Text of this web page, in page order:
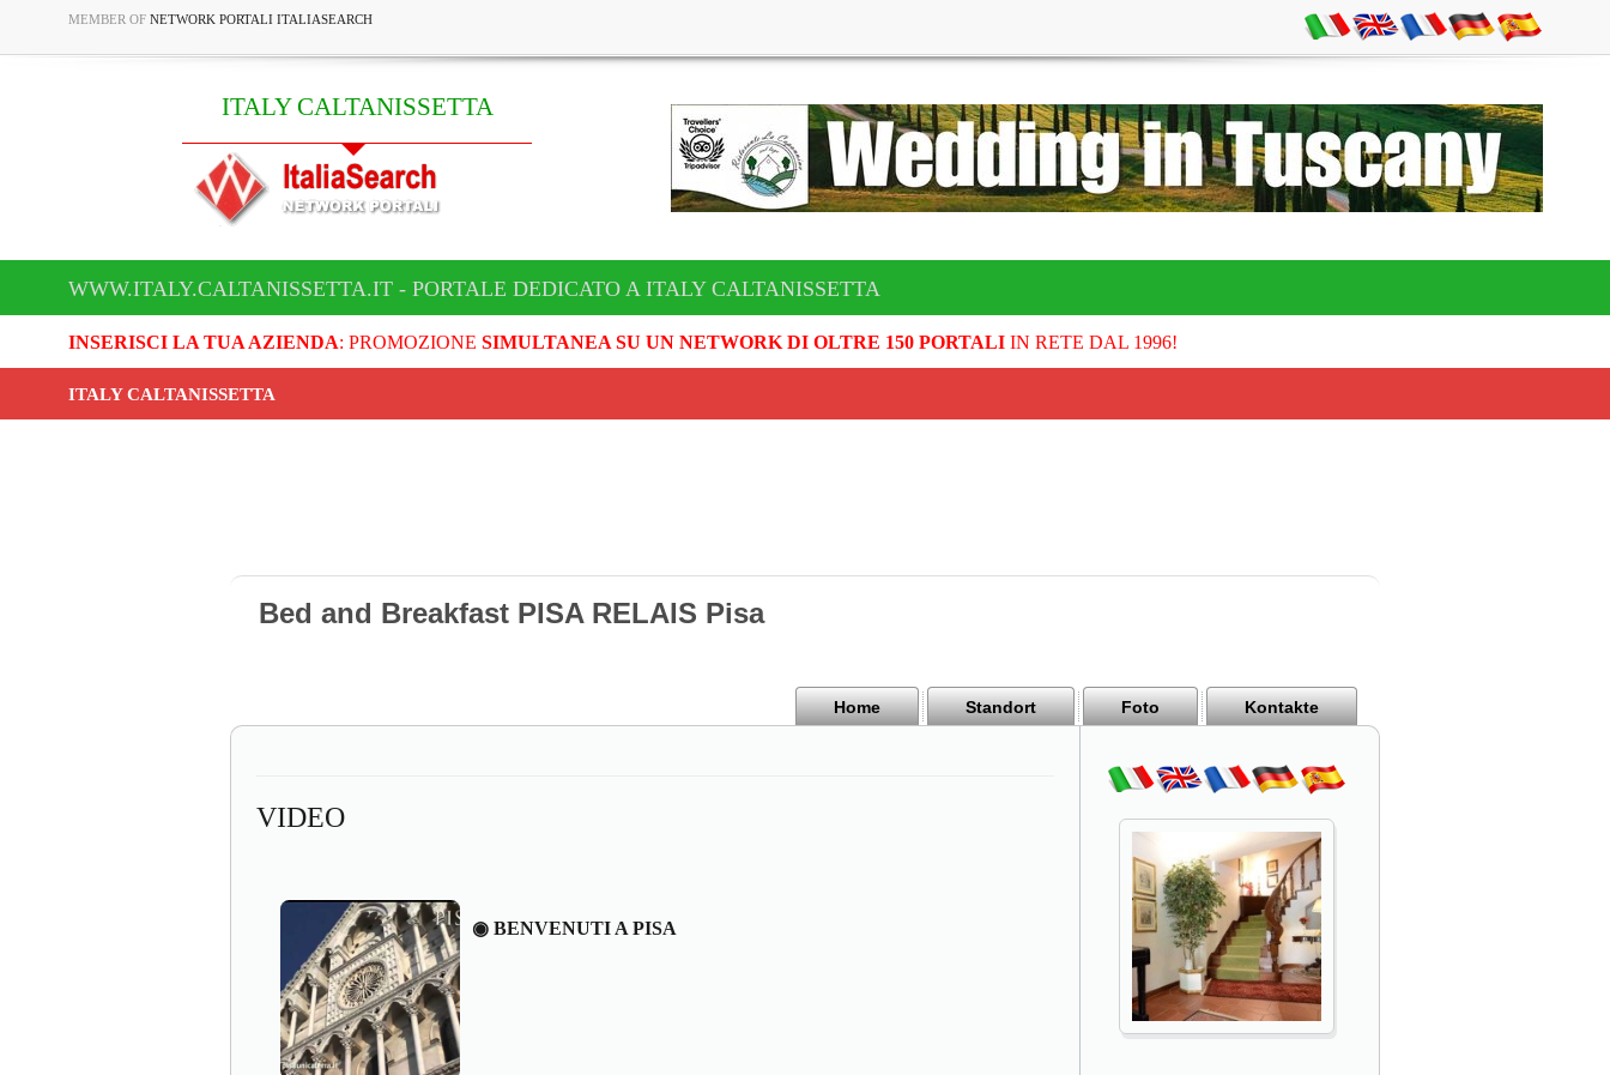
MEMBER OF NETWORK PORTALI ITALIASEARCH
ITALY CALTANISSETTA
WWW.ITALY.CALTANISSETTA.IT - PORTALE DEDICATO A ITALY CALTANISSETTA
INSERISCI LA TUA AZIENDA: PROMOZIONE SIMULTANEA SU UN NETWORK DI OLTRE 150 PORTALIIN RETE DAL 1996!
ITALY CALTANISSETTA
Bed and Breakfast PISA RELAIS Pisa
Home Standort Foto Kontakte
VIDEO
◉ BENVENUTI A PISA